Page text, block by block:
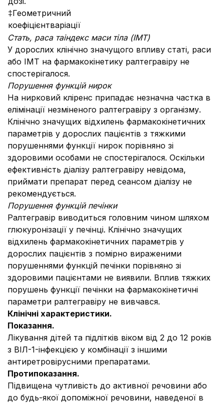
‡Геометричний
коефіцієнтваріації
Стать, раса таіндекс маси тіла (ІМТ)
У дорослих клінічно значущого впливу статі, раси
або ІМТ на фармакокінетику ралтегравіру не
спостерігалося.
Порушення функцій нирок
На нирковий кліренс припадає незначна частка в
елімінації незміненого ралтегравіру з організму.
Клінічно значущих відхилень фармакокінетичних
параметрів у дорослих пацієнтів з тяжкими
порушеннями функції нирок порівняно зі
здоровими особами не спостерігалося. Оскільки
ефективність діалізу ралтегравіру невідома,
приймати препарат перед сеансом діалізу не
рекомендується.
Порушення функцій печінки
Ралтегравір виводиться головним чином шляхом
глюкуронізації у печінці. Клінічно значущих
відхилень фармакокінетичних параметрів у
дорослих пацієнтів з помірно вираженими
порушеннями функцій печінки порівняно зі
здоровими пацієнтами не виявили. Вплив тяжких
порушень функції печінки на фармакокінетичні
параметри ралтегравіру не вивчався.
Клінічні характеристики.
Показання.
Лікування дітей та підлітків віком від 2 до 12 років
з ВІЛ-1-інфекцією у комбінації з іншими
антиретровірусними препаратами.
Протипоказання.
Підвищена чутливість до активної речовини або
до будь-якої допоміжної речовини, наведеної в